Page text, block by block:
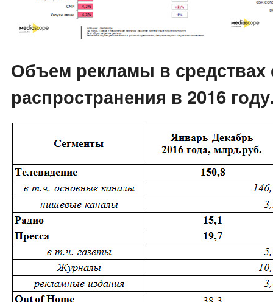
Объем рекламы в средствах
распространения в 2016